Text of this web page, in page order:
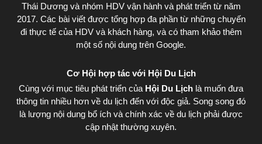
Thái Dươngvà nhóm HDV vận hành và phát triển từ năm
2017. Các bài viết được tổng hợp đa phần từ những chuyến
đi thực tế của HDV và khách hàng, và có tham khảo thêm
một số nội dung trên Google.
Cơ Hội hợp tác với Hội Du Lịch
Cùng với mục tiêu phát triển của Hội Du Lịch là muốn đưa
thông tin nhiều hơn về du lịch đến với độc giả. Song song đó
là lượng nội dung bổ ích và chính xác về du lịch phải được
cập nhật thường xuyên.